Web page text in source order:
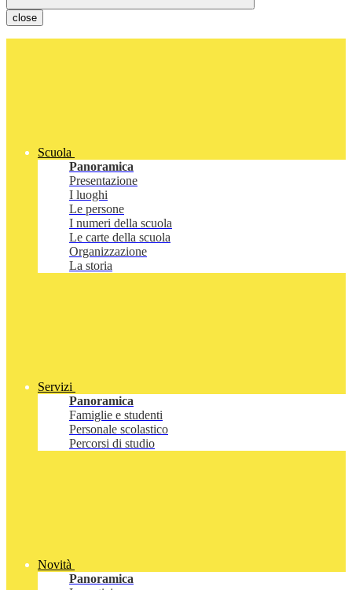
close
Scuola
Panoramica
Presentazione
I luoghi
Le persone
I numeri della scuola
Le carte della scuola
Organizzazione
La storia
Servizi
Panoramica
Famiglie e studenti
Personale scolastico
Percorsi di studio
Novità
Panoramica